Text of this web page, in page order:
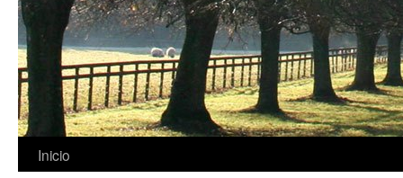
Saltar
Inicio